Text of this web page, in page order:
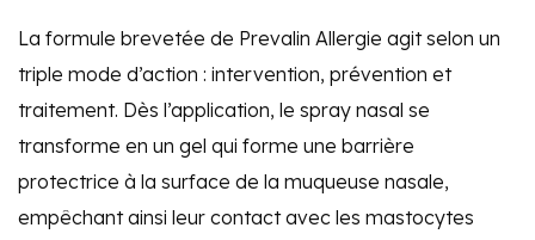
La formule brevetée de Prevalin Allergie agit selon un
triple mode d’action : intervention, prévention et
traitement. Dès l’application, le spray nasal se
transforme en un gel qui forme une barrière
protectrice à la surface de la muqueuse nasale,
empêchant ainsi leur contact avec les mastocytes